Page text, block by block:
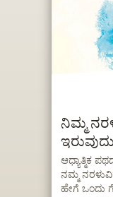
ನಿಮ್ಮ
ಇರುವುದು
ಆಧ್ಯಾತ್ಮಿಕ
ನಮ್ಮ
ಹೇಗೆ ಒಂದು